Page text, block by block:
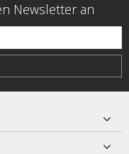
Newsletter an